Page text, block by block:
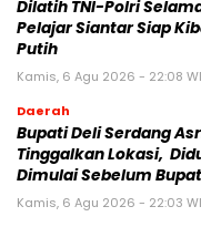
Dilatih TNI-Polri
Pelajar Siantar Siap
Putih
Kamis, 6 Agu 2026 - 22:08
Daerah
Bupati Deli Serdang
Tinggalkan Lokasi,
Dimulai Sebelum
Kamis, 6 Agu 2026 - 22:03